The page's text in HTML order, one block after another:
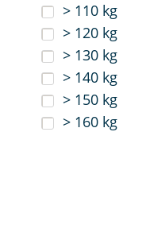
> 110 kg
> 120 kg
> 130 kg
> 140 kg
> 150 kg
> 160 kg